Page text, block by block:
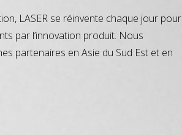
LASER se réinvente chaque jour pour
par l’innovation produit. Nous
partenaires en Asie du Sud Est et en